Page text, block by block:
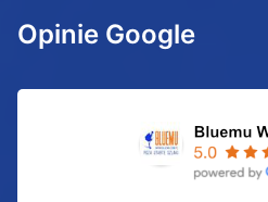
Opinie Google